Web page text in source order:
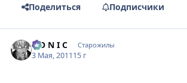
Поделиться Подписчики
S O N I C Старожилы
3 Мая, 201115 г